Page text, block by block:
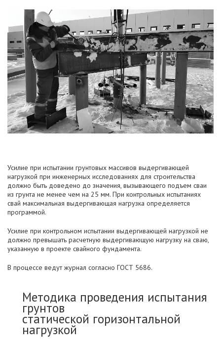
Усилие при испытании грунтовых массивов выдергивающей
нагрузкой при инженерных исследованиях для строительства
должно быть доведено до значения, вызывающего подъем сваи
из грунта не менее чем на 25 мм. При контрольных испытаниях
свай максимальная выдергивающая нагрузка определяется
программой.
Усилие при контрольном испытании выдергивающей нагрузкой не
должно превышать расчетную выдергивающую нагрузку на сваю,
указанную в проекте свайного фундамента.
В процессе ведут журнал согласно ГОСТ 5686.
Методика проведения испытания
грунтов
статической горизонтальной
нагрузкой